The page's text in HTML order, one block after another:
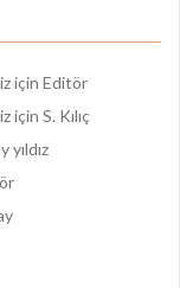
için Editör
için S. Kılıç
yıldız